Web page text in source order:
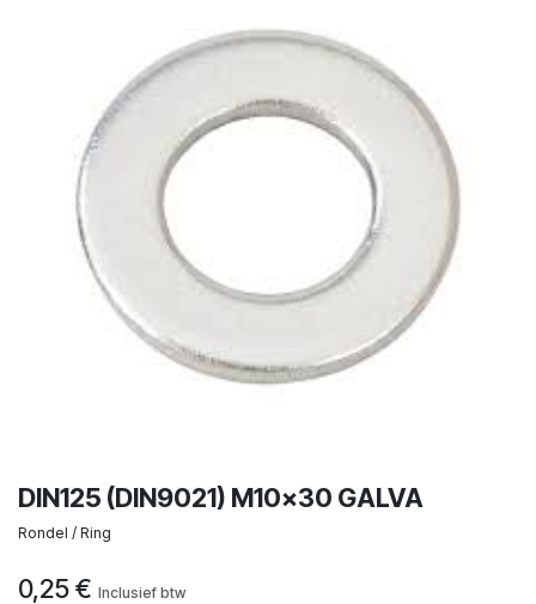
DIN125 (DIN9021) M10x30 GALVA
Rondel / Ring
0,25€ Inclusief btw